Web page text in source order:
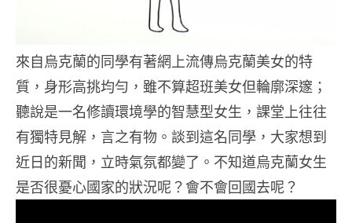
來自烏克蘭的同學有著網上流傳烏克蘭美女的特
質，身形高挑均勻，雖不算超班美女但輪廓深邃；
聽說是一名修讀環境學的智慧型女生，課堂上往往
有獨特見解，言之有物。談到這名同學，大家想到
近日的新聞，立時氣氛都變了。不知道烏克蘭女生
是否很憂心國家的狀況呢？會不會回國去呢？